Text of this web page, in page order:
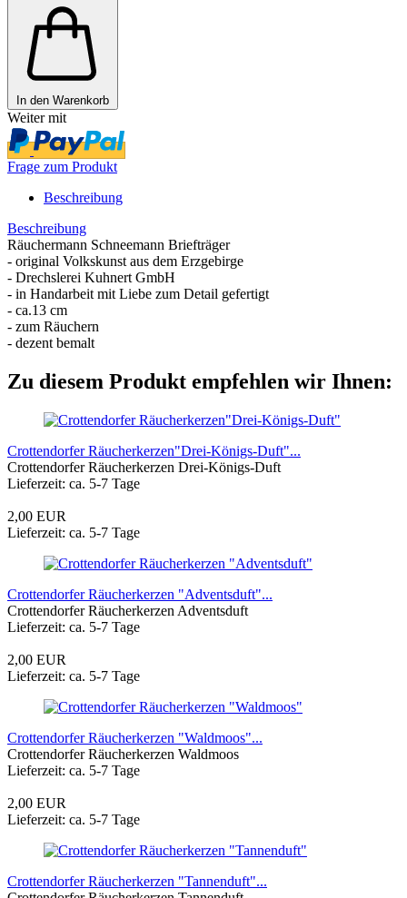
In den Warenkorb
Weiter mit
Frage zum Produkt
Beschreibung
Beschreibung
Räuchermann Schneemann Briefträger
- original Volkskunst aus dem Erzgebirge
- Drechslerei Kuhnert GmbH
- in Handarbeit mit Liebe zum Detail gefertigt
- ca.13 cm
- zum Räuchern
- dezent bemalt
Zu diesem Produkt empfehlen wir Ihnen:
Crottendorfer Räucherkerzen"Drei-Königs-Duft"...
Crottendorfer Räucherkerzen Drei-Königs-Duft
Lieferzeit: ca. 5-7 Tage
2,00 EUR
Lieferzeit: ca. 5-7 Tage
Crottendorfer Räucherkerzen "Adventsduft"...
Crottendorfer Räucherkerzen Adventsduft
Lieferzeit: ca. 5-7 Tage
2,00 EUR
Lieferzeit: ca. 5-7 Tage
Crottendorfer Räucherkerzen "Waldmoos"...
Crottendorfer Räucherkerzen Waldmoos
Lieferzeit: ca. 5-7 Tage
2,00 EUR
Lieferzeit: ca. 5-7 Tage
Crottendorfer Räucherkerzen "Tannenduft"...